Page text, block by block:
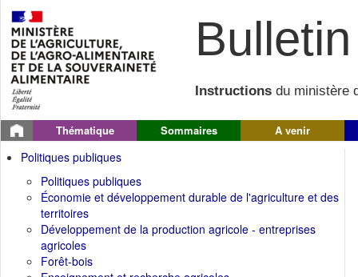
Instructions du ministère
Thématique Sommaires A venir
Politiques publiques
Politiques publiques
Économie et développement durable de l'agriculture et des
territoires
Développement de la production agricole - entreprises
agricoles
Forêt-bois